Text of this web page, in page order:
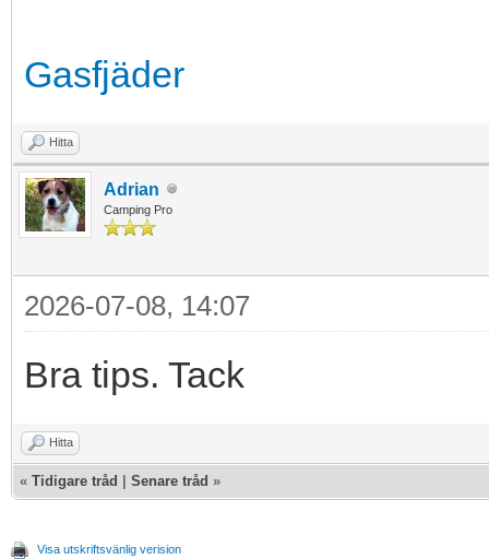
Gasfjäder
Hitta
Adrian
Camping Pro
2026-07-08, 14:07
Bra tips. Tack
Hitta
« Tidigare tråd | Senare tråd »
Visa utskriftsvänlig verision